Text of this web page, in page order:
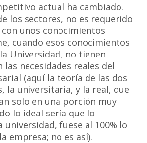
actual ha cambiado.
los sectores, no es requerido
unos conocimientos
cuando esos conocimientos
Universidad, no tienen
las necesidades reales del
(aquí la teoría de las dos
la universitaria, y la real, que
solo en una porción muy
lo ideal sería que lo
fuese al 100% lo
empresa; no es así).